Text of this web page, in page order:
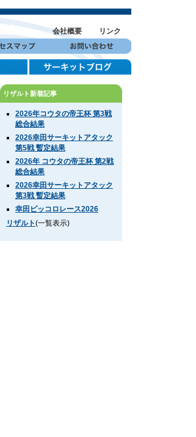
リンク
会社概要
リザルト新着記事
2026年コウタの帝王杯 第3戦
総合結果
2026幸田サーキットアタック
第5戦 暫定結果
2026年 コウタの帝王杯 第2戦
総合結果
2026幸田サーキットアタック
第3戦 暫定結果
幸田ピッコロレース2026
リザルト(一覧表示)